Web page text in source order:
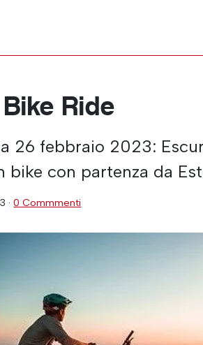
Ride
26 febbraio 2023:
bike con partenza da
·0 Commmenti